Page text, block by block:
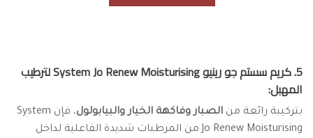
5. كريم سستم جو رينيو System Jo Renew Moisturising لترطيب
المهبل:
بتركيبة رائعة من الصبار وفاكهة الخيار والبيابولول
، فإن System
Jo Renew Moisturising من المرطبات شديدة الفاعلية لداخل